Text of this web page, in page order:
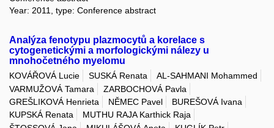
Year: 2011, type: Conference abstract
Analýza fenotypu plazmocytů a korelace s
cytogenetickými a morfologickými nálezy u
mnohočetného myelomu
KOVÁŘOVÁ Lucie SUSKÁ Renata
AL-SAHMANI Mohammed
VARMUŽOVÁ Tamara
ZARBOCHOVÁ Pavla
GREŠLIKOVÁ Henrieta
NĚMEC Pavel
BUREŠOVÁ Ivana
KUPSKÁ Renata
MUTHU RAJA Karthick Raja